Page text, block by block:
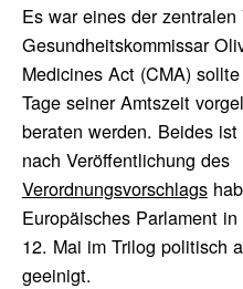
Es war eines der zentralen
Gesundheitskommissar
Medicines Act (CMA)
Tage seiner Amtszeit
beraten werden. Beides
nach Veröffentlichung des
Verordnungsvorschlags
Europäisches Parlament
12. Mai im Trilog politisch
geeinigt.